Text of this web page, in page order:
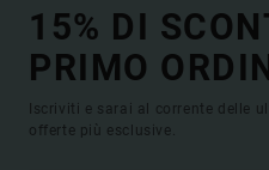
15% DI
PRIMO
Iscriviti e sarai al corrente delle
offerte più esclusive.